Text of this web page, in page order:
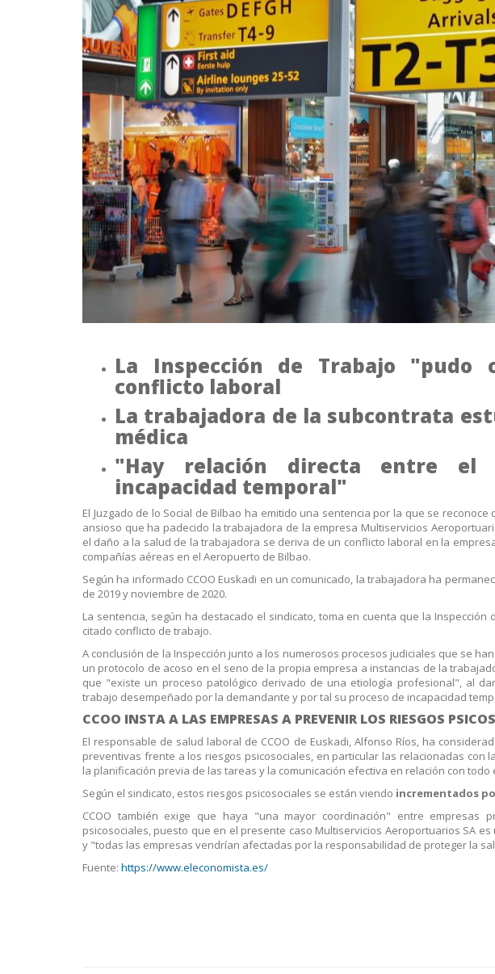
La Inspección de Trabajo
conflicto laboral
La trabajadora de la subcontrata
médica
"Hay relación directa entre
incapacidad temporal"
El Juzgado de lo Social de Bilbao ha emitido una sentencia por la que se
ansioso que ha padecido la trabajadora de la empresa Multiservicios
el daño a la salud de la trabajadora se deriva de un conflicto laboral en la
compañías aéreas en el Aeropuerto de Bilbao.
Según ha informado CCOO Euskadi en un comunicado, la trabajadora ha
de 2019 y noviembre de 2020.
La sentencia, según ha destacado el sindicato, toma en cuenta que la
citado conflicto de trabajo.
A conclusión de la Inspección junto a los numerosos procesos judiciales que se
un protocolo de acoso en el seno de la propia empresa a instancias de la
que "existe un proceso patológico derivado de una etiología profesional", al
trabajo desempeñado por la demandante y por tal su proceso de incapacidad
CCOO INSTA A LAS EMPRESAS A PREVENIR LOS RIESGOS
El responsable de salud laboral de CCOO de Euskadi, Alfonso Ríos, ha
preventivas frente a los riesgos psicosociales, en particular las relacionadas con la
la planificación previa de las tareas y la comunicación efectiva en relación con todo
Según el sindicato, estos riesgos psicosociales se están viendo incrementados
CCOO también exige que haya "una mayor coordinación" entre empresas
psicosociales, puesto que en el presente caso Multiservicios Aeroportuarios SA
y "todas las empresas vendrían afectadas por la responsabilidad de proteger la
Fuente: https://www.eleconomista.es/